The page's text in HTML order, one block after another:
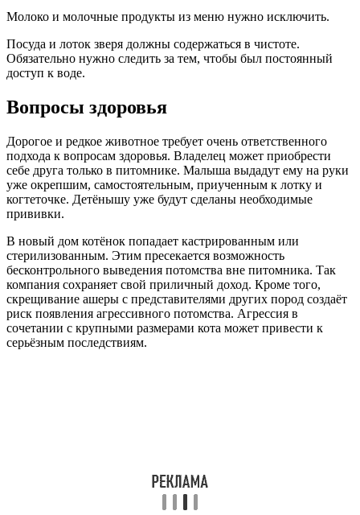
Молоко и молочные продукты из меню нужно исключить.
Посуда и лоток зверя должны содержаться в чистоте.
Обязательно нужно следить за тем, чтобы был постоянный
доступ к воде.
Вопросы здоровья
Дорогое и редкое животное требует очень ответственного
подхода к вопросам здоровья. Владелец может приобрести
себе друга только в питомнике. Малыша выдадут ему на руки
уже окрепшим, самостоятельным, приученным к лотку и
когтеточке. Детёнышу уже будут сделаны необходимые
прививки.
В новый дом котёнок попадает кастрированным или
стерилизованным. Этим пресекается возможность
бесконтрольного выведения потомства вне питомника. Так
компания сохраняет свой приличный доход. Кроме того,
скрещивание ашеры с представителями других пород создаёт
риск появления агрессивного потомства. Агрессия в
сочетании с крупными размерами кота может привести к
серьёзным последствиям.